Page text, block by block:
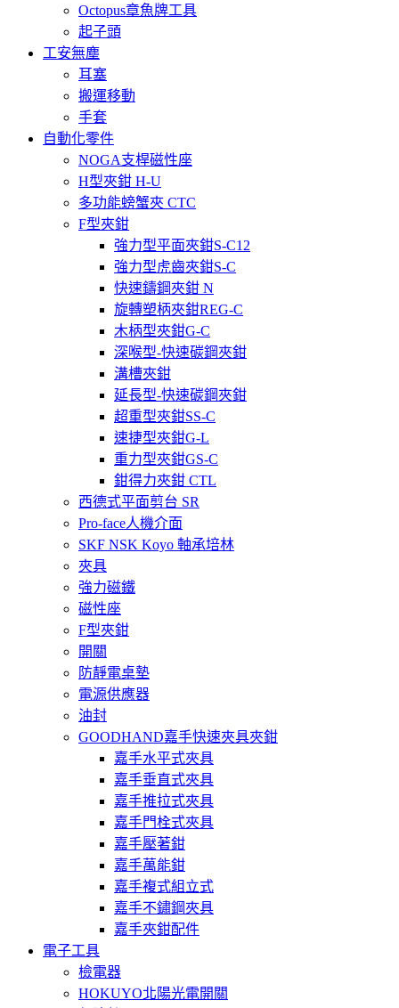
Octopus章魚牌工具
起子頭
工安無塵
耳塞
搬運移動
手套
自動化零件
NOGA支桿磁性座
H型夾鉗 H-U
多功能螃蟹夾 CTC
F型夾鉗
強力型平面夾鉗S-C12
強力型虎齒夾鉗S-C
快速鑄鋼夾鉗 N
旋轉塑柄夾鉗REG-C
木柄型夾鉗G-C
深喉型-快速碳鋼夾鉗
溝槽夾鉗
延長型-快速碳鋼夾鉗
超重型夾鉗SS-C
速捷型夾鉗G-L
重力型夾鉗GS-C
鉗得力夾鉗 CTL
西德式平面剪台 SR
Pro-face人機介面
SKF NSK Koyo 軸承培林
夾具
強力磁鐵
磁性座
F型夾鉗
開關
防靜電桌墊
電源供應器
油封
GOODHAND嘉手快速夾具夾鉗
嘉手水平式夾具
嘉手垂直式夾具
嘉手推拉式夾具
嘉手門栓式夾具
嘉手壓著鉗
嘉手萬能鉗
嘉手複式組立式
嘉手不鏽鋼夾具
嘉手夾鉗配件
電子工具
檢電器
HOKUYO北陽光電開關